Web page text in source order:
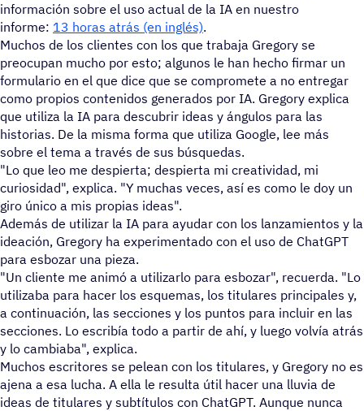
información sobre el uso actual de la IA en nuestro
informe: 13 horas atrás (en inglés).
Muchos de los clientes con los que trabaja Gregory se
preocupan mucho por esto; algunos le han hecho firmar un
formulario en el que dice que se compromete a no entregar
como propios contenidos generados por IA. Gregory explica
que utiliza la IA para descubrir ideas y ángulos para las
historias. De la misma forma que utiliza Google, lee más
sobre el tema a través de sus búsquedas.
"Lo que leo me despierta; despierta mi creatividad, mi
curiosidad", explica. "Y muchas veces, así es como le doy un
giro único a mis propias ideas".
Además de utilizar la IA para ayudar con los lanzamientos y la
ideación, Gregory ha experimentado con el uso de ChatGPT
para esbozar una pieza.
"Un cliente me animó a utilizarlo para esbozar", recuerda. "Lo
utilizaba para hacer los esquemas, los titulares principales y,
a continuación, las secciones y los puntos para incluir en las
secciones. Lo escribía todo a partir de ahí, y luego volvía atrás
y lo cambiaba", explica.
Muchos escritores se pelean con los titulares, y Gregory no es
ajena a esa lucha. A ella le resulta útil hacer una lluvia de
ideas de titulares y subtítulos con ChatGPT. Aunque nunca